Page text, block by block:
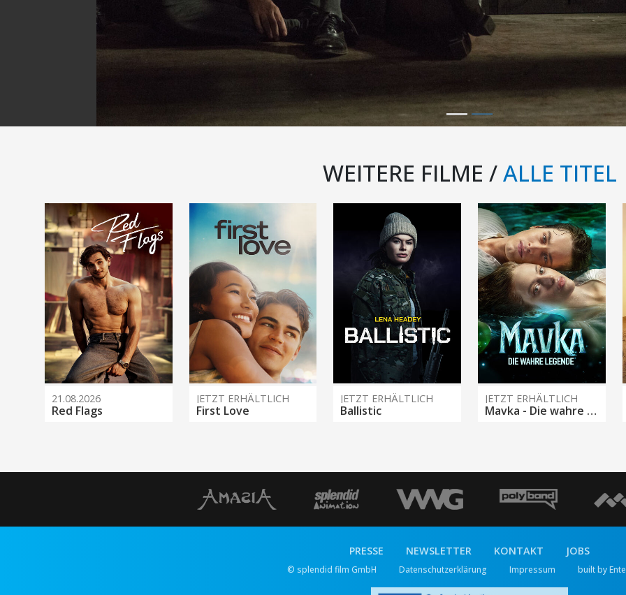
WEITERE FILME /ALLE TITEL
21.08.2026
Red Flags
JETZT ERHÄLTLICH
First Love
JETZT ERHÄLTLICH
Ballistic
JETZT ERHÄLTLICH
Mavka - Die wahre Legende
PRESSE NEWSLETTER KONTAKT JOBS
© splendid film GmbH Datenschutzerklärung Impressum built by